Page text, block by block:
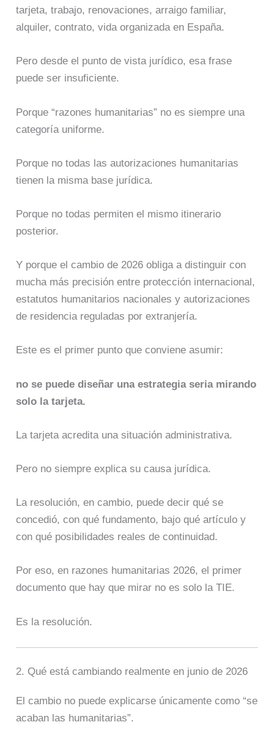
tarjeta, trabajo, renovaciones, arraigo familiar,
alquiler, contrato, vida organizada en España.
Pero desde el punto de vista jurídico, esa frase
puede ser insuficiente.
Porque “razones humanitarias” no es siempre una
categoría uniforme.
Porque no todas las autorizaciones humanitarias
tienen la misma base jurídica.
Porque no todas permiten el mismo itinerario
posterior.
Y porque el cambio de 2026 obliga a distinguir con
mucha más precisión entre protección internacional,
estatutos humanitarios nacionales y autorizaciones
de residencia reguladas por extranjería.
Este es el primer punto que conviene asumir:
no se puede diseñar una estrategia seria mirando
solo la tarjeta.
La tarjeta acredita una situación administrativa.
Pero no siempre explica su causa jurídica.
La resolución, en cambio, puede decir qué se
concedió, con qué fundamento, bajo qué artículo y
con qué posibilidades reales de continuidad.
Por eso, en razones humanitarias 2026, el primer
documento que hay que mirar no es solo la TIE.
Es la resolución.
2. Qué está cambiando realmente en junio de 2026
El cambio no puede explicarse únicamente como “se
acaban las humanitarias”.